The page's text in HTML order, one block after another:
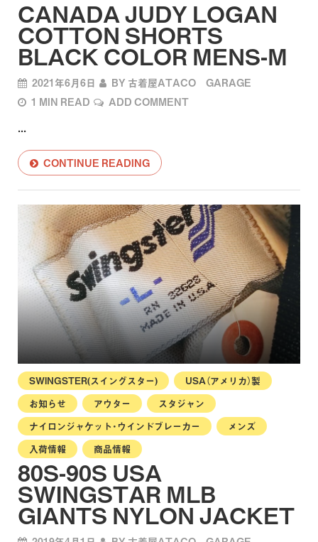
CANADA JUDY LOGAN
COTTON SHORTS
BLACK COLOR MENS-M
2021年6月6日 BY 古着屋ATACO GARAGE
1 MIN READ
ADD COMMENT
...
CONTINUE READING
SWINGSTER(スイングスター)
USA（アメリカ）製
お知らせ
アウター
スタジャン
ナイロンジャケット・ウインドブレーカー
メンズ
入荷情報
商品情報
80S-90S USA
SWINGSTAR MLB
GIANTS NYLON JACKET